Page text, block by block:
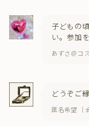
子どもの
い。参加
あずさ＠コ
どうぞご
匿名希望 ｜